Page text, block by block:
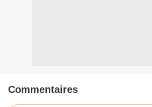
Commentaires